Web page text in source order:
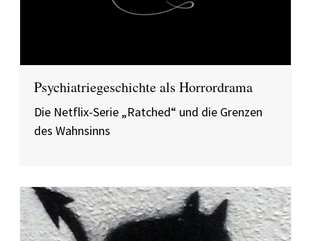
Psychiatriegeschichte als Horrordrama
Die Netflix-Serie „Ratched“ und die Grenzen
des Wahnsinns